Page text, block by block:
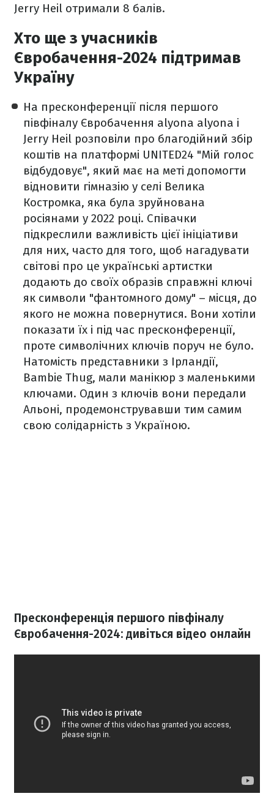
Jerry Heil отримали 8 балів.
Хто ще з учасників
Євробачення-2024 підтримав
Україну
На пресконференції після першого
півфіналу Євробачення alyona alyona і
Jerry Heil розповіли про благодійний збір
коштів на платформі UNITED24 "Мій голос
відбудовує", який має на меті допомогти
відновити гімназію у селі Велика
Костромка, яка була зруйнована
росіянами у 2022 році. Співачки
підкреслили важливість цієї ініціативи
для них, часто для того, щоб нагадувати
світові про це українські артистки
додають до своїх образів справжні ключі
як символи "фантомного дому" – місця, до
якого не можна повернутися. Вони хотіли
показати їх і під час пресконференції,
проте символічних ключів поруч не було.
Натомість представники з Ірландії,
Bambie Thug, мали манікюр з маленькими
ключами. Один з ключів вони передали
Альоні, продемонструвавши тим самим
свою солідарність з Україною.
Пресконференція першого півфіналу
Євробачення-2024: дивіться відео онлайн